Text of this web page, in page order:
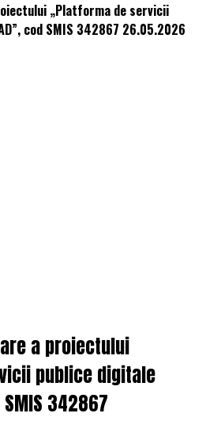
„Platforma de servicii
cod SMIS 342867 26.05.2026
a proiectului
publice digitale
342867